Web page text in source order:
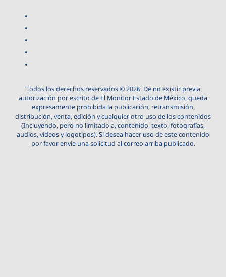
Todos los derechos reservados © 2026. De no existir previa
autorización por escrito de El Monitor Estado de México, queda
expresamente prohibida la publicación, retransmisión,
distribución, venta, edición y cualquier otro uso de los contenidos
(Incluyendo, pero no limitado a, contenido, texto, fotografías,
audios, videos y logotipos). Si desea hacer uso de este contenido
por favor envie una solicitud al correo arriba publicado.